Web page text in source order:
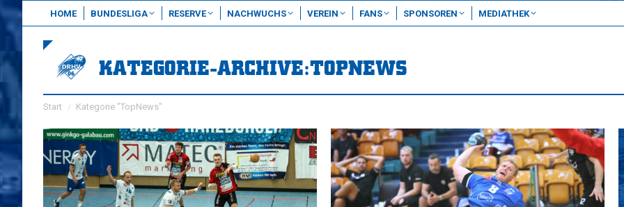
HOME BUNDESLIGA RESERVE NACHWUCHS VEREIN FANS SPONSOREN MEDIATHEK
KATEGORIE-ARCHIVE:TOPNEWS
Sie befinden sich hier:
Start Kategorie "TopNews"